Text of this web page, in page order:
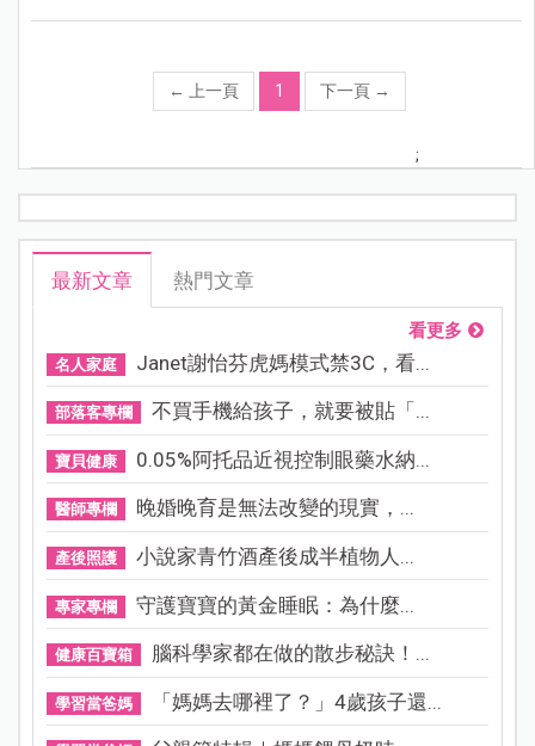
← 上一頁 1 下一頁 →
;
最新文章 熱門文章
看更多
名人家庭 Janet謝怡芬虎媽模式禁3C，看...
部落客專欄 不買手機給孩子，就要被貼「...
寶貝健康 0.05%阿托品近視控制眼藥水納...
醫師專欄 晚婚晚育是無法改變的現實，...
產後照護 小說家青竹酒產後成半植物人...
專家專欄 守護寶寶的黃金睡眠：為什麼...
健康百寶箱 腦科學家都在做的散步秘訣！...
學習當爸媽 「媽媽去哪裡了？」4歲孩子還...